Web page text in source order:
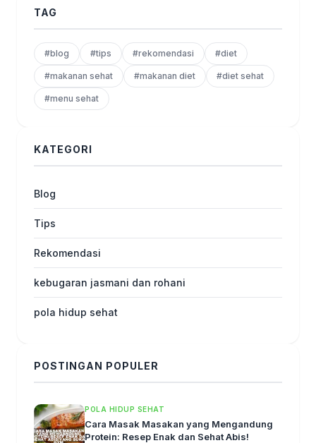
TAG
#blog #tips #rekomendasi #diet
#makanan sehat #makanan diet #diet sehat
#menu sehat
KATEGORI
Blog
Tips
Rekomendasi
kebugaran jasmani dan rohani
pola hidup sehat
POSTINGAN POPULER
POLA HIDUP SEHAT
Cara Masak Masakan yang Mengandung
Protein: Resep Enak dan Sehat Abis!